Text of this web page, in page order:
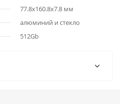
77.8x160.8x7.8 мм
алюминий и стекло
512Gb